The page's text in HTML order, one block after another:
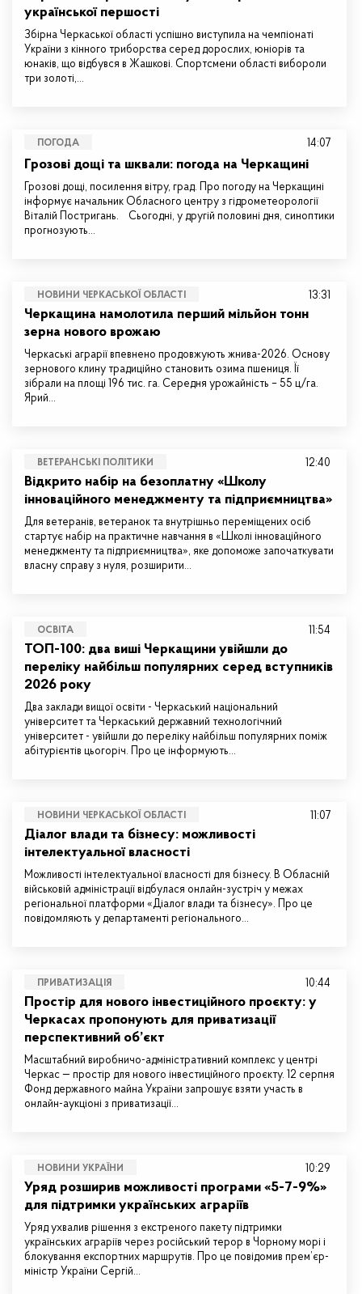
української першості
Збірна Черкаської області успішно виступила на чемпіонаті
України з кінного триборства серед дорослих, юніорів та
юнаків, що відбувся в Жашкові. Спортсмени області вибороли
три золоті,…
ПОГОДА
Грозові дощі та шквали: погода на Черкащині
Грозові дощі, посилення вітру, град. Про погоду на Черкащині
інформує начальник Обласного центру з гідрометеорології
Віталій Постригань. Сьогодні, у другій половині дня, синоптики
прогнозують…
14:07
НОВИНИ ЧЕРКАСЬКОЇ ОБЛАСТІ
Черкащина намолотила перший мільйон тонн
зерна нового врожаю
Черкаські аграрії впевнено продовжують жнива-2026. Основу
зернового клину традиційно становить озима пшениця. Її
зібрали на площі 196 тис. га. Середня урожайність – 55 ц/га.
Ярий…
13:31
ВЕТЕРАНСЬКІ ПОЛІТИКИ
Відкрито набір на безоплатну «Школу
інноваційного менеджменту та підприємництва»
Для ветеранів, ветеранок та внутрішньо переміщених осіб
стартує набір на практичне навчання в «Школі інноваційного
менеджменту та підприємництва», яке допоможе започаткувати
власну справу з нуля, розширити…
12:40
ОСВІТА
ТОП-100: два виші Черкащини увійшли до
переліку найбільш популярних серед вступників
2026 року
Два заклади вищої освіти - Черкаський національний
університет та Черкаський державний технологічний
університет - увійшли до переліку найбільш популярних поміж
абітурієнтів цьогоріч. Про це інформують…
11:54
НОВИНИ ЧЕРКАСЬКОЇ ОБЛАСТІ
Діалог влади та бізнесу: можливості
інтелектуальної власності
Можливості інтелектуальної власності для бізнесу. В Обласній
військовій адміністрації відбулася онлайн-зустріч у межах
регіональної платформи «Діалог влади та бізнесу». Про це
повідомляють у департаменті регіонального…
11:07
ПРИВАТИЗАЦІЯ
Простір для нового інвестиційного проєкту: у
Черкасах пропонують для приватизації
перспективний об’єкт
Масштабний виробничо-адміністративний комплекс у центрі
Черкас — простір для нового інвестиційного проєкту. 12 серпня
Фонд державного майна України запрошує взяти участь в
онлайн-аукціоні з приватизації…
10:44
НОВИНИ УКРАЇНИ
Уряд розширив можливості програми «5-7-9%»
для підтримки українських аграріїв
Уряд ухвалив рішення з екстреного пакету підтримки
українських аграріїв через російський терор в Чорному морі і
блокування експортних маршрутів. Про це повідомив прем’єр-
міністр України Сергій…
10:29